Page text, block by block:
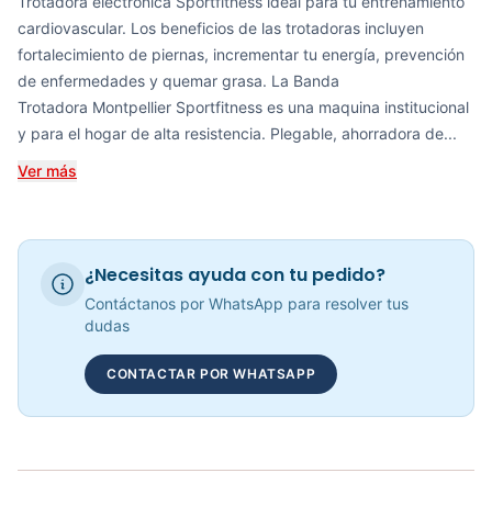
Banda Trotadora REIMS - Sport Fitness 72029
COP 4,440,313.00
COP 2,744,170.00
cardiovascular. Los beneficios de las trotadoras incluyen
fortalecimiento de piernas, incrementar tu energía, prevención
de enfermedades y quemar grasa. La Banda
Trotadora Montpellier Sportfitness es una maquina institucional
y para el hogar de alta resistencia. Plegable, ahorradora de...
Ver más
¿Necesitas ayuda con tu pedido?
Contáctanos por WhatsApp para resolver tus
dudas
CONTACTAR POR WHATSAPP